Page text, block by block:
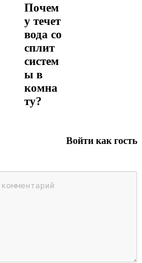
Почем
у течет
вода со
сплит
систем
ы в
комна
ту?
Войти как гость